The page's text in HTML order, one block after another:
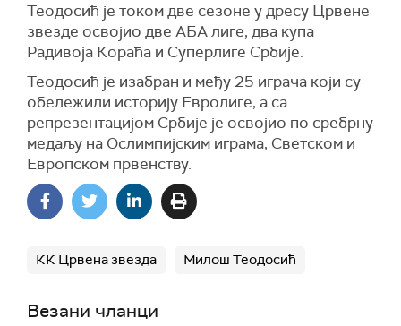
Теодосић је током две сезоне у дресу Црвене
звезде освојио две АБА лиге, два купа
Радивоја Кораћа и Суперлиге Србије.
Теодосић је изабран и међу 25 играча који су
обележили историју Евролиге, а са
репрезентацијом Србије је освојио по сребрну
медаљу на Ослимпијским играма, Светском и
Европском првенству.
КК Црвена звезда Милош Теодосић
Везани чланци